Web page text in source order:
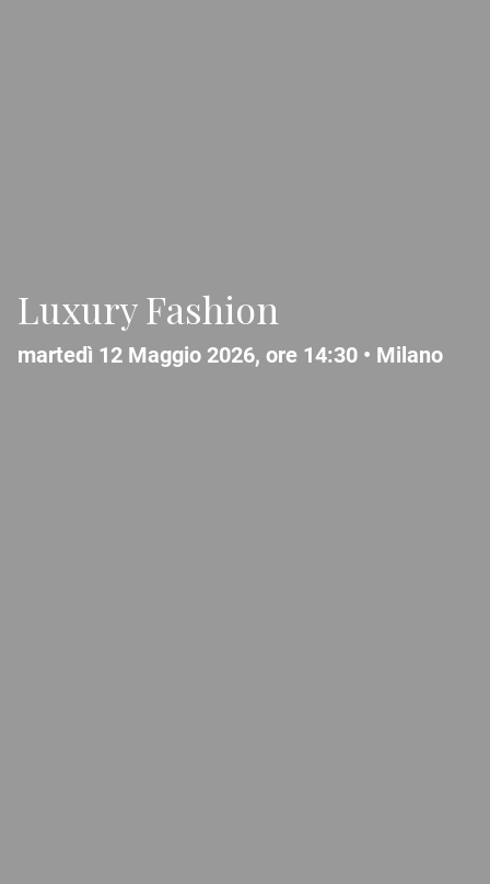
Luxury Fashion
martedì 12 Maggio 2026, ore 14:30 • Milano